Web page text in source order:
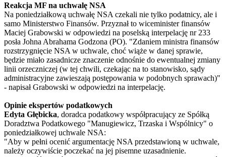
Reakcja MF na uchwalę NSA
Na poniedziałkową uchwałę NSA czekali nie tylko podatnicy, ale i
samo Ministerstwo Finansów. Przyznał to wiceminister finansów
Maciej Grabowski w odpowiedzi na poselską interpelację nr 233
posła Johna Abrahama Godzona (PO). "Zdaniem ministra finansów
rozstrzygnięcie NSA w uchwale, choć wiąże w danej sprawie,
będzie miało zasadnicze znaczenie odnośnie do ewentualnej zmiany
linii orzeczniczej (w tej chwili, czekając na to stanowisko, sądy
administracyjne zawieszają postępowania w podobnych sprawach)"
- napisał Grabowski w odpowiedzi na interpelację.
Opinie ekspertów podatkowych
Edyta Głębicka, doradca podatkowy współpracujący ze Spółką
Doradztwa Podatkowego "Manugiewicz, Trzaska i Wspólnicy" o
poniedziałkowej uchwale NSA:
"Aby w pełni ocenić argumentację NSA przedstawioną w uchwale,
należy oczywiście poczekać na jej pisemne uzasadnienie.